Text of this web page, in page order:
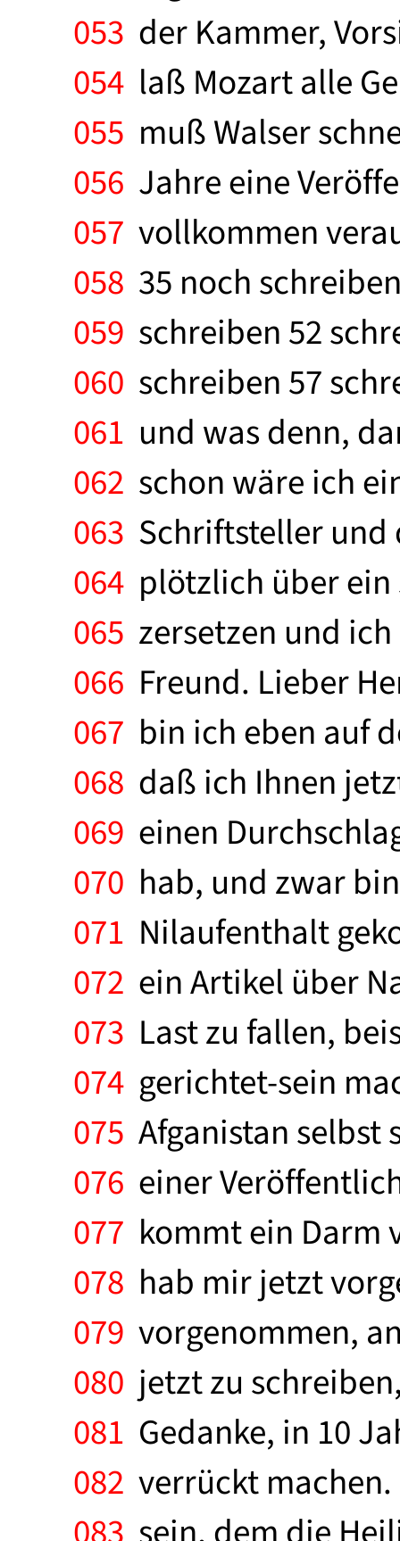
053 der Kammer,
054 laß Mozart alle
055 muß Walser
056 Jahre eine
057 vollkommen
058 35 noch
059 schreiben 52
060 schreiben 57
061 und was denn,
062 schon wäre ich
063 Schriftsteller
064 plötzlich über
065 zersetzen und
066 Freund. Lieber
067 bin ich eben auf
068 daß ich Ihnen
069 einen
070 hab, und zwar
071 Nilaufenthalt
072 ein Artikel über
073 Last zu fallen,
074 gerichtet-sein
075 Afganistan selbst
076 einer
077 kommt ein Darm
078 hab mir jetzt
079 vorgenommen,
080 jetzt zu
081 Gedanke, in 10
082 verrückt